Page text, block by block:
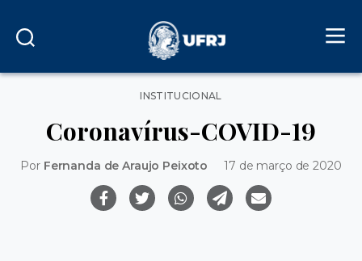
Categorias
INSTITUCIONAL
Coronavírus-COVID-19
Por Fernanda de Araujo Peixoto 17 de março de 2020